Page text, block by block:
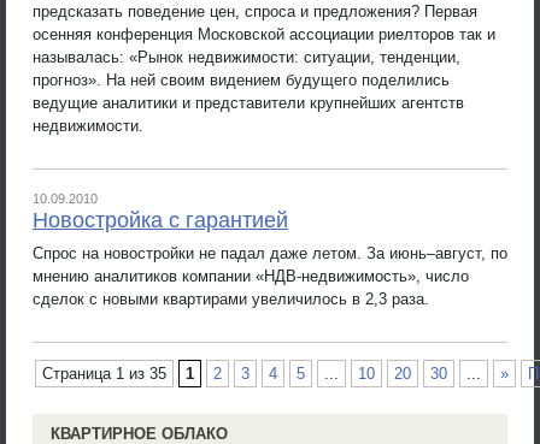
предсказать поведение цен, спроса и предложения? Первая
осенняя конференция Московской ассоциации риелторов так и
называлась: «Рынок недвижимости: ситуации, тенденции,
прогноз». На ней своим видением будущего поделились
ведущие аналитики и представители крупнейших агентств
недвижимости.
10.09.2010
Новостройка с гарантией
Спрос на новостройки не падал даже летом. За июнь–август, по
мнению аналитиков компании «НДВ-недвижимость», число
сделок с новыми квартирами увеличилось в 2,3 раза.
Страница 1 из 35 1 2 3 4 5 ... 10 20 30 ... »
КВАРТИРНОЕ ОБЛАКО